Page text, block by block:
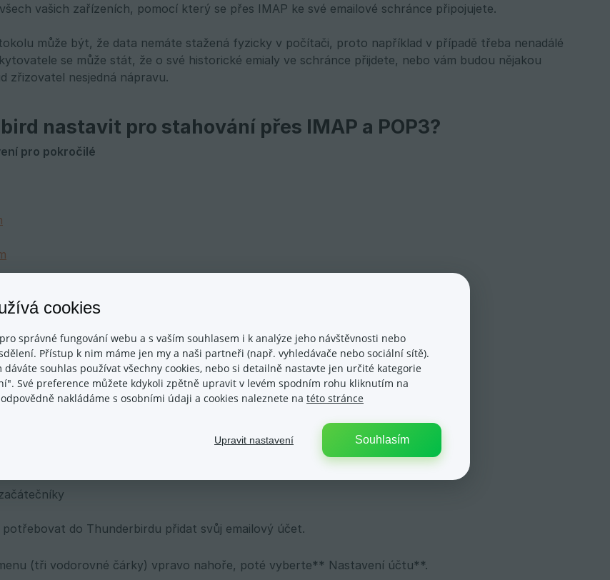
vašich zařízeních, pomocí který se přes IMAP ke své emailové schránce připojujete.
může být, že data nemáte stažená fyzicky v počítači, proto například v případě třeba nenadálé
se může stát, že o své historické emialy ve schránce přijdete, nebo vám budou nějakou
zřizovatel nesjedná nápravu.
nastavit pro stahování přes IMAP a POP3?
pro pokročilé
zaškrtnuto)
zaškrtnuto)
možnost, že server odchozí pošty požaduje ověření – STARTTLS.
do Thunderbirdu přidat svůj emailový účet.
(tři vodorovné čárky) vpravo nahoře, poté vyberte** Nastavení účtu**.
cookies
správné fungování webu a s vaším souhlasem i k analýze jeho návštěvnosti nebo
Přístup k nim máme jen my a naši partneři (např. vyhledávače nebo sociální sítě).
souhlas používat všechny cookies, nebo si detailně nastavte jen určité kategorie
Své preference můžete kdykoli zpětně upravit v levém spodním rohu kliknutím na
nakládáme s osobními údaji a cookies naleznete na této stránce
Souhlasím
Upravit nastavení